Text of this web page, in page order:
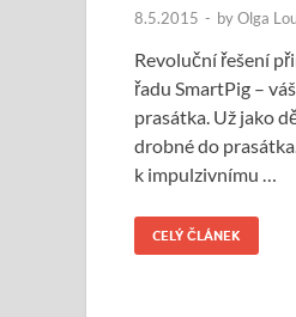
8.5.2015 - byOlga
Revoluční řešení
řadu SmartPig –
prasátka. Už jako
drobné do
k impulzivnímu …
CELÝ ČLÁNEK